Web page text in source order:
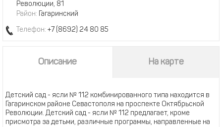
Революции, 81
Район: Гагаринский
Телефон: +7 (8692) 24 80 85
Описание На карте
Детский сад - ясли № 112 комбинированного типа находится в
Гагаринском районе Севастополя на проспекте Октябрьской
Революции. Детский сад - ясли № 112 предлагает, кроме
присмотра за детьми, различные программы, направленные на